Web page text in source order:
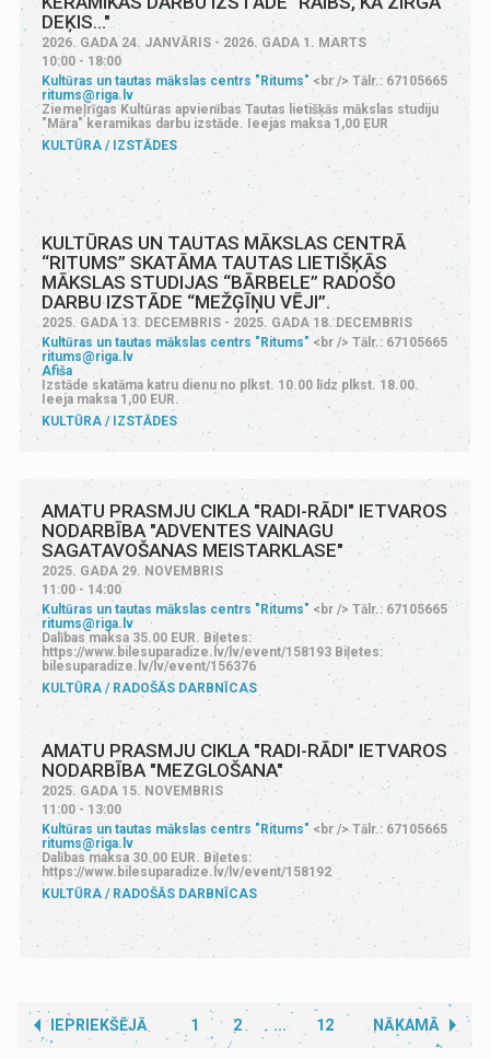
DEĶIS..."
2026. GADA 24. JANVĀRIS - 2026. GADA 1. MARTS
10:00 - 18:00
Kultūras un tautas mākslas centrs "Ritums"<br /> Tālr.: 67105665
ritums@riga.lv
Ziemeļrīgas Kultūras apvienības Tautas lietišķās mākslas studiju
"Māra" keramikas darbu izstāde. Ieejas maksa 1,00 EUR
KULTŪRA
IZSTĀDES
KULTŪRAS UN TAUTAS MĀKSLAS CENTRĀ
“RITUMS” SKATĀMA TAUTAS LIETIŠĶĀS
MĀKSLAS STUDIJAS “BĀRBELE” RADOŠO
DARBU IZSTĀDE “MEŽĢĪŅU VĒJI”.
2025. GADA 13. DECEMBRIS - 2025. GADA 18. DECEMBRIS
Kultūras un tautas mākslas centrs "Ritums" <br /> Tālr.: 67105665
ritums@riga.lv
Afiša
Izstāde skatāma katru dienu no plkst. 10.00 līdz plkst. 18.00.
Ieeja maksa 1,00 EUR.
KULTŪRA
IZSTĀDES
AMATU PRASMJU CIKLA "RADI-RĀDI" IETVAROS
NODARBĪBA "ADVENTES VAINAGU
SAGATAVOŠANAS MEISTARKLASE"
2025. GADA 29. NOVEMBRIS
11:00 - 14:00
Kultūras un tautas mākslas centrs "Ritums" <br /> Tālr.: 67105665
ritums@riga.lv
Dalības maksa 35.00 EUR. Biļetes:
https://www.bilesuparadize.lv/lv/event/158193 Biļetes:
bilesuparadize.lv/lv/event/156376
KULTŪRA
RADOŠĀS DARBNĪCAS
AMATU PRASMJU CIKLA "RADI-RĀDI" IETVAROS
NODARBĪBA "MEZGLOŠANA"
2025. GADA 15. NOVEMBRIS
11:00 - 13:00
Kultūras un tautas mākslas centrs "Ritums"<br /> Tālr.: 67105665
ritums@riga.lv
Dalības maksa 30.00 EUR. Biļetes:
https://www.bilesuparadize.lv/lv/event/158192
KULTŪRA
RADOŠĀS DARBNĪCAS
IEPRIEKŠĒJĀ 1 2 NĀKAMĀ
... 12